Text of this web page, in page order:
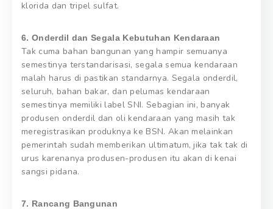
klorida dan tripel sulfat.
6. Onderdil dan Segala Kebutuhan Kendaraan
Tak cuma bahan bangunan yang hampir semuanya
semestinya terstandarisasi, segala semua kendaraan
malah harus di pastikan standarnya. Segala onderdil,
seluruh, bahan bakar, dan pelumas kendaraan
semestinya memiliki label SNI. Sebagian ini, banyak
produsen onderdil dan oli kendaraan yang masih tak
meregistrasikan produknya ke BSN. Akan melainkan
pemerintah sudah memberikan ultimatum, jika tak tak di
urus karenanya produsen-produsen itu akan di kenai
sangsi pidana.
7. Rancang Bangunan